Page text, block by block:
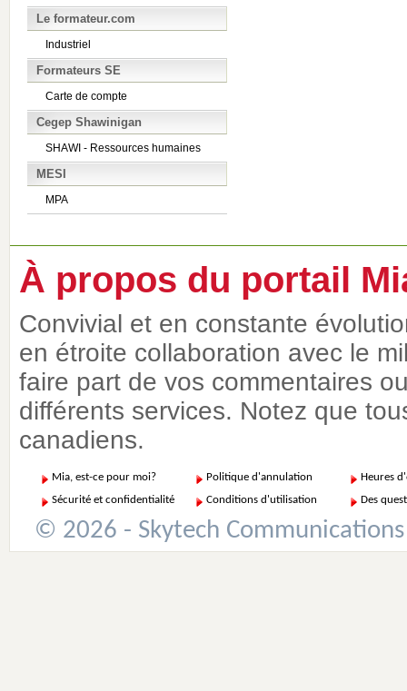
Le formateur.com
Industriel
Formateurs SE
Carte de compte
Cegep Shawinigan
SHAWI - Ressources humaines
MESI
MPA
À propos du portail
Convivial et en constante
en étroite collaboration avec le
faire part de vos commentaires
différents services. Notez que
canadiens.
Mia, est-ce pour moi? Politique d'annulation
Heures
Sécurité et confidentialité
Conditions d'utilisation Des
© 2026 - Skytech Communications